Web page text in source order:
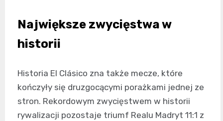
Największe zwycięstwa w
historii
Historia El Clásico zna także mecze, które
kończyły się druzgocącymi porażkami jednej ze
stron. Rekordowym zwycięstwem w historii
rywalizacji pozostaje triumf Realu Madryt 11:1 z